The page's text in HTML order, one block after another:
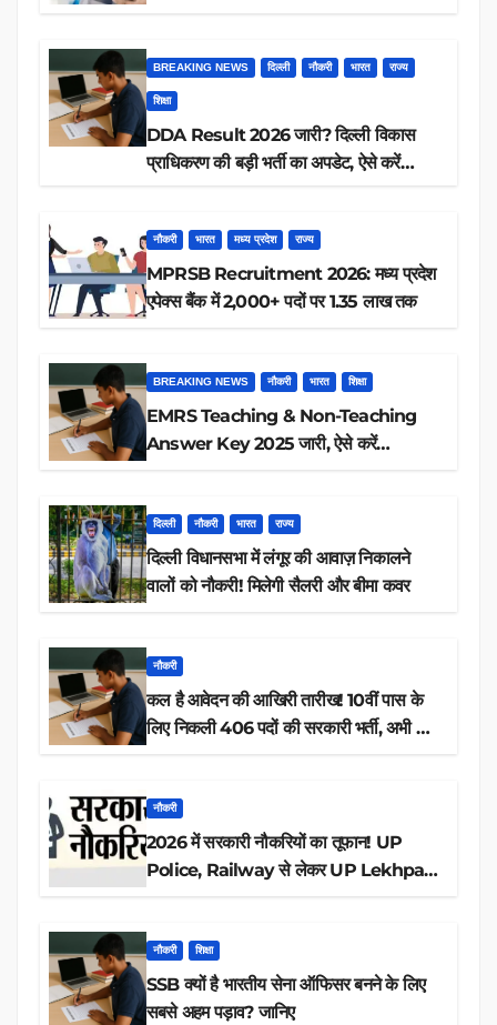
BREAKING NEWS दिल्ली नौकरी भारत राज्य
शिक्षा
DDA Result 2026 जारी? दिल्ली विकास
प्राधिकरण की बड़ी भर्ती का अपडेट, ऐसे करें
नौकरी भारत मध्य प्रदेश राज्य
MPRSB Recruitment 2026: मध्य प्रदेश
एपेक्स बैंक में 2,000+ पदों पर 1.35 लाख तक
BREAKING NEWS नौकरी भारत शिक्षा
EMRS Teaching & Non-Teaching
Answer Key 2025 जारी, ऐसे करें
दिल्ली नौकरी भारत राज्य
दिल्ली विधानसभा में लंगूर की आवाज़ निकालने
वालों को नौकरी! मिलेगी सैलरी और बीमा कवर
नौकरी
कल है आवेदन की आखिरी तारीख! 10वीं पास के
लिए निकली 406 पदों की सरकारी भर्ती, अभी करें
नौकरी
2026 में सरकारी नौकरियों का तूफान! UP
Police, Railway से लेकर UP Lekhpal
नौकरी शिक्षा
SSB क्यों है भारतीय सेना ऑफिसर बनने के लिए
सबसे अहम पड़ाव? जानिए